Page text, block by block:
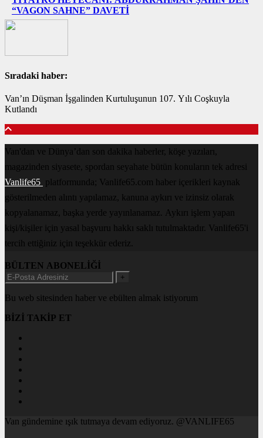
“VAGON SAHNE” DAVETİ
Sıradaki haber:
Van’ın Düşman İşgalinden Kurtuluşunun 107. Yılı Coşkuyla
Kutlandı
Van'dan ve Dünya’dan son dakika haberler, köşe yazıları,
magazinden siyasete, spordan seyahate bütün konuların tek adresi
Vanlife65 platformunda; Vanlife65.com haber içerikleri kaynak
gösterilmeden alıntı yapılamaz, kanuna aykırı ve izinsiz olarak
kopyalanamaz, başka yerde yayınlanamaz. Aykırı işlem yapan
kişi/kişiler için yasal başvuru hakkı saklı tutulmaktadır. Vanlife65'i
tercih ettiğiniz için teşekkür ederiz.
BÜLTEN ABONELİĞİ
+
Bu web sitesinden haber ve ebülten almak istiyorum
BİZİ TAKİP ET
Van gündemine ışık tutmaya devam ediyoruz. @VANLIFE65